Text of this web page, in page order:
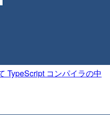
TypeScript コンパイラの中